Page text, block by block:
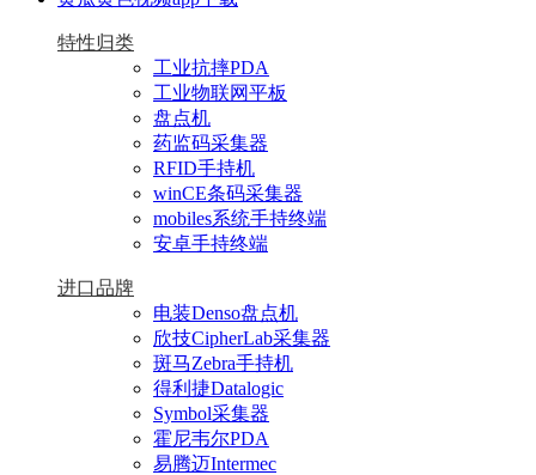
特性归类
工业抗摔PDA
工业物联网平板
盘点机
药监码采集器
RFID手持机
winCE条码采集器
mobiles系统手持终端
安卓手持终端
进口品牌
电装Denso盘点机
欣技CipherLab采集器
斑马Zebra手持机
得利捷Datalogic
Symbol采集器
霍尼韦尔PDA
易腾迈Intermec